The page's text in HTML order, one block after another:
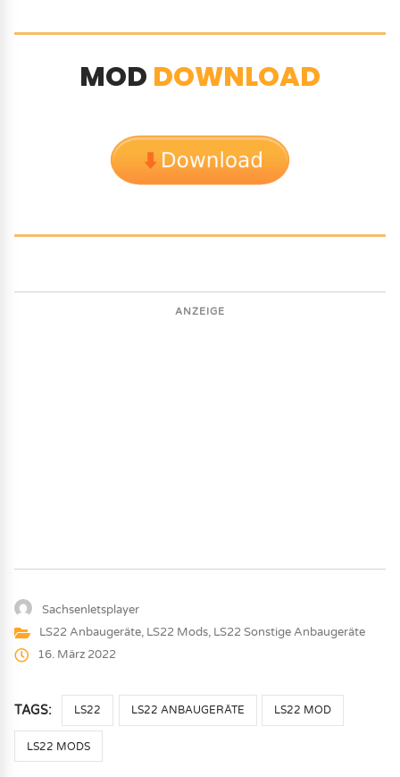
MOD DOWNLOAD
ANZEIGE
Sachsenletsplayer
LS22 Anbaugeräte, LS22 Mods, LS22 Sonstige Anbaugeräte
16. März 2022
TAGS: LS22 LS22 ANBAUGERÄTE LS22 MOD
LS22 MODS